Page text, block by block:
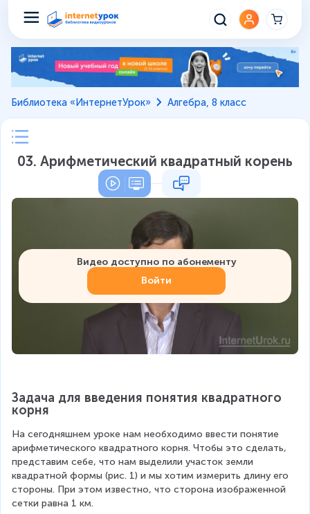
Библиотека «ИнтернетУрок» Алгебра, 8 класс
03. Арифметический квадратный корень
Видео доступно по абонементу
Войти
Задача для введения понятия квадратного
корня
На сегодняшнем уроке нам необходимо ввести понятие
арифметического квадратного корня. Чтобы это сделать,
представим себе, что нам выделили участок земли
квадратной формы (рис. 1) и мы хотим измерить длину его
стороны. При этом известно, что сторона изображенной
сетки равна 1 км.